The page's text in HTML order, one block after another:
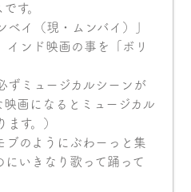
す。
ベイ（現・ムンバイ）」
インド映画の事を「ボリ
ずミュージカルシーンが
映画になるとミュージカル
す。）
ブのようにぶわーっと集
にいきなり歌って踊って